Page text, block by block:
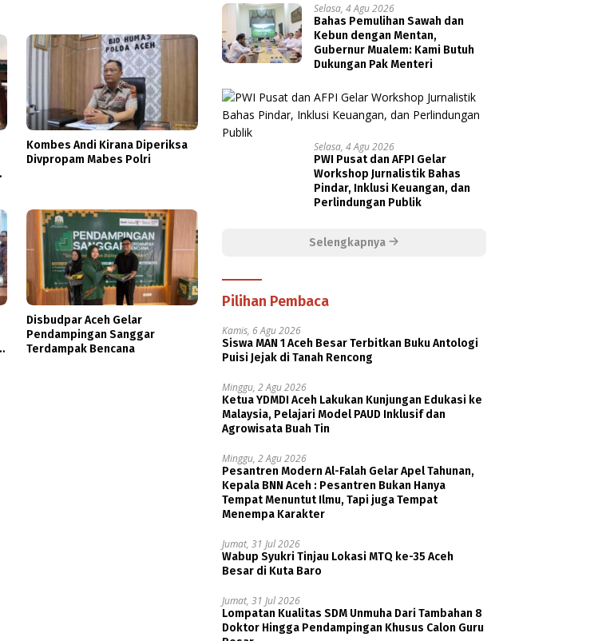
Kombes Andi Kirana Diperiksa
Divpropam Mabes Polri
Disbudpar Aceh Gelar
Pendampingan Sanggar
Terdampak Bencana
Selasa, 4 Agu 2026
Bahas Pemulihan Sawah dan
Kebun dengan Mentan,
Gubernur Mualem: Kami Butuh
Dukungan Pak Menteri
Selasa, 4 Agu 2026
PWI Pusat dan AFPI Gelar
Workshop Jurnalistik Bahas
Pindar, Inklusi Keuangan, dan
Perlindungan Publik
Selengkapnya
Pilihan Pembaca
Kamis, 6 Agu 2026
Siswa MAN 1 Aceh Besar Terbitkan Buku Antologi
Puisi Jejak di Tanah Rencong
Minggu, 2 Agu 2026
Ketua YDMDI Aceh Lakukan Kunjungan Edukasi ke
Malaysia, Pelajari Model PAUD Inklusif dan
Agrowisata Buah Tin
Minggu, 2 Agu 2026
Pesantren Modern Al-Falah Gelar Apel Tahunan,
Kepala BNN Aceh : Pesantren Bukan Hanya
Tempat Menuntut Ilmu, Tapi juga Tempat
Menempa Karakter
Jumat, 31 Jul 2026
Wabup Syukri Tinjau Lokasi MTQ ke-35 Aceh
Besar di Kuta Baro
Jumat, 31 Jul 2026
Lompatan Kualitas SDM Unmuha Dari Tambahan 8
Doktor Hingga Pendampingan Khusus Calon Guru